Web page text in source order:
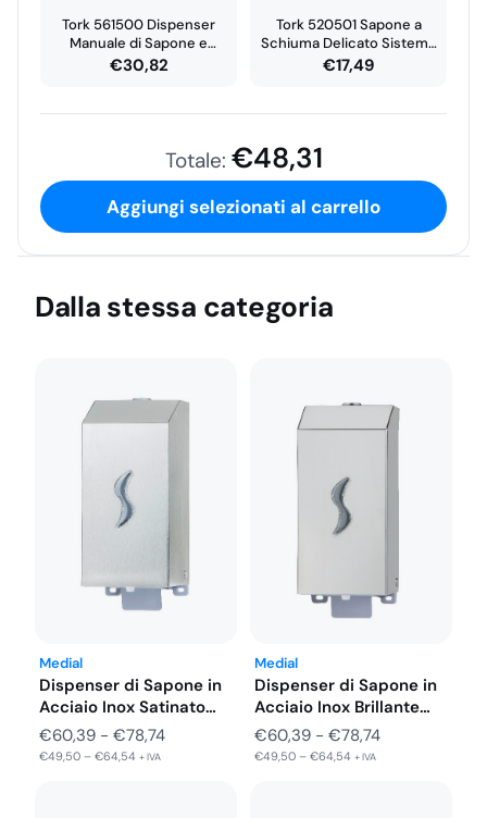
Tork 561500 Dispenser
Manuale di Sapone e
Prodotti…
€30,82
Tork 520501 Sapone a
Schiuma Delicato Sistema
S4…
€17,49
Totale: €48,31
Aggiungi selezionati al carrello
Dalla stessa categoria
Medial
Dispenser di Sapone in
Acciaio Inox Satinato
da…
€60,39 - €78,74Fascia
€49,50 – €64,54 + IVA
Medial
Dispenser di Sapone in
Acciaio Inox Brillante
da…
€60,39 - €78,74Fascia
€49,50 – €64,54 + IVA